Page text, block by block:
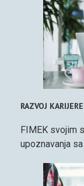
RAZVOJ KARIJERE
FIMEK svojim
upoznavanja